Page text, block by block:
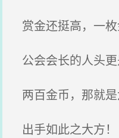
赏金还挺高，一枚
公会会长的人头更
两百金币，那就是
出手如此之大方！